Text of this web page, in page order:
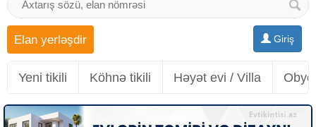
Giriş
Elan yerləşdir
Yeni tikili Köhnə tikili Həyət evi / Villa